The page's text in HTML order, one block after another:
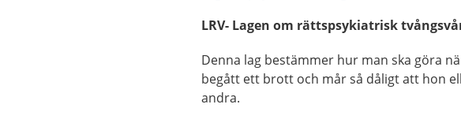
LRV- Lagen om rättspsykiatrisk
Denna lag bestämmer hur man ska göra
begått ett brott och mår så dåligt att hon
andra.